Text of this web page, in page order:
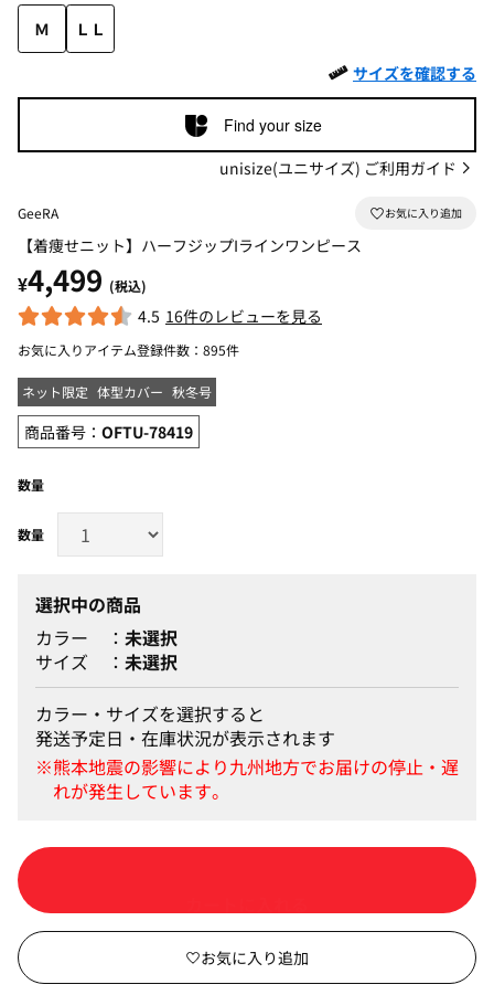
Ｍ
ＬＬ
サイズを確認する
Find your size
unisize(ユニサイズ) ご利用ガイド
GeeRA
【着痩せニット】ハーフジップIラインワンピース
¥4,499 (税込)
4.5 16件のレビューを見る
お気に入りアイテム登録件数： 895件
ネット限定 体型カバー 秋冬号
商品番号： OFTU-78419
数量
選択中の商品
カラー
未選択
サイズ
未選択
カラー・サイズを選択すると
発送予定日・在庫状況が表示されます